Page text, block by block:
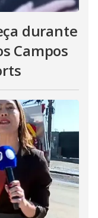
durante
Campos